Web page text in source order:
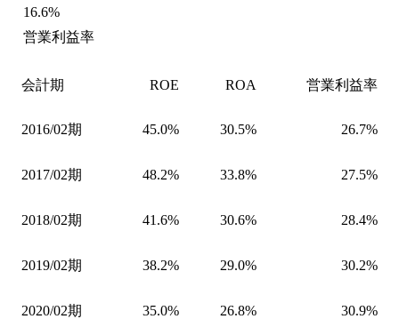
16.6%
営業利益率
会計期 ROE ROA 営業利益率
2016/02期 45.0% 30.5% 26.7%
2017/02期 48.2% 33.8% 27.5%
2018/02期 41.6% 30.6% 28.4%
2019/02期 38.2% 29.0% 30.2%
2020/02期 35.0% 26.8% 30.9%